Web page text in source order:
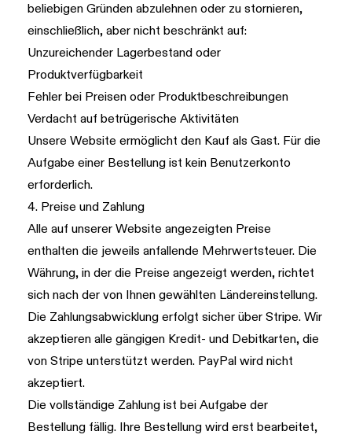
beliebigen Gründen abzulehnen oder zu stornieren,
einschließlich, aber nicht beschränkt auf:
Unzureichender Lagerbestand oder
Produktverfügbarkeit
Fehler bei Preisen oder Produktbeschreibungen
Verdacht auf betrügerische Aktivitäten
Unsere Website ermöglicht den Kauf als Gast. Für die
Aufgabe einer Bestellung ist kein Benutzerkonto
erforderlich.
4. Preise und Zahlung
Alle auf unserer Website angezeigten Preise
enthalten die jeweils anfallende Mehrwertsteuer. Die
Währung, in der die Preise angezeigt werden, richtet
sich nach der von Ihnen gewählten Ländereinstellung.
Die Zahlungsabwicklung erfolgt sicher über Stripe. Wir
akzeptieren alle gängigen Kredit- und Debitkarten, die
von Stripe unterstützt werden. PayPal wird nicht
akzeptiert.
Die vollständige Zahlung ist bei Aufgabe der
Bestellung fällig. Ihre Bestellung wird erst bearbeitet,